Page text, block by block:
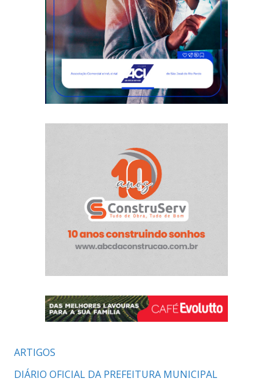
ARTIGOS
DIÁRIO OFICIAL DA PREFEITURA MUNICIPAL